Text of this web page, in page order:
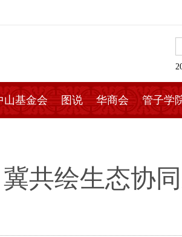
山基金会 图说 华商会 管子学
共绘生态协